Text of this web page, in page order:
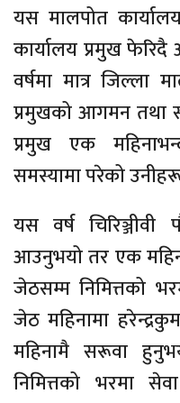
यस मालपोत
कार्यालय प्रमुख
वर्षमा मात्र जिल्ला
प्रमुखको आगमन तथा
प्रमुख एक
समस्यामा परेको
यस वर्ष
आउनुभयो तर एक
जेठसम्म निमित्तको
जेठ महिनामा
महिनामै सरूवा
निमित्तको भरमा